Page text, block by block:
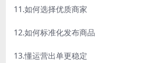
11.如何选择优质商家
12.如何标准化发布商品
13.懂运营出单更稳定